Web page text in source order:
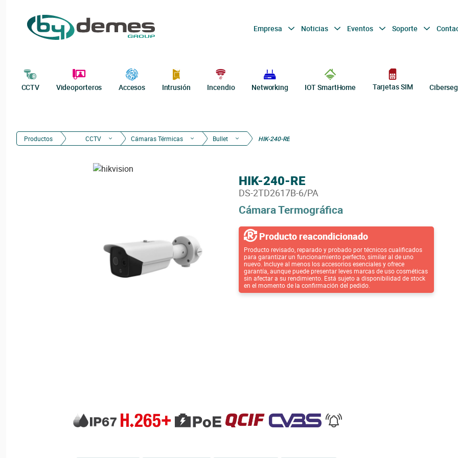
Empresa Noticias Eventos Soporte
CCTV Videoporteros Accesos Intrusión Incendio Networking IOT SmartHome Tarjetas SIM
Productos CCTV Cámaras Térmicas Bullet HIK-240-RE
Cámara Termográfica
HIK-240-RE
DS-2TD2617B-6/PA
Producto reacondicionado
Producto revisado, reparado y probado por técnicos cualificados
para garantizar un funcionamiento perfecto, similar al de uno
nuevo. Incluye al menos los accesorios esenciales y ofrece
garantía, aunque puede presentar leves marcas de uso cosméticas
sin afectar a su rendimiento. Está sujeto a disponibilidad de stock
en el momento de la confirmación del pedido.